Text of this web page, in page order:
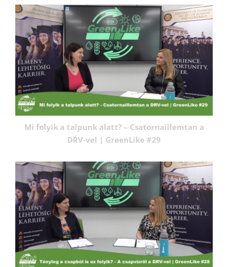
Mi folyik a talpunk alatt? – Csatornaillemtan a
DRV-vel | GreenLike #29